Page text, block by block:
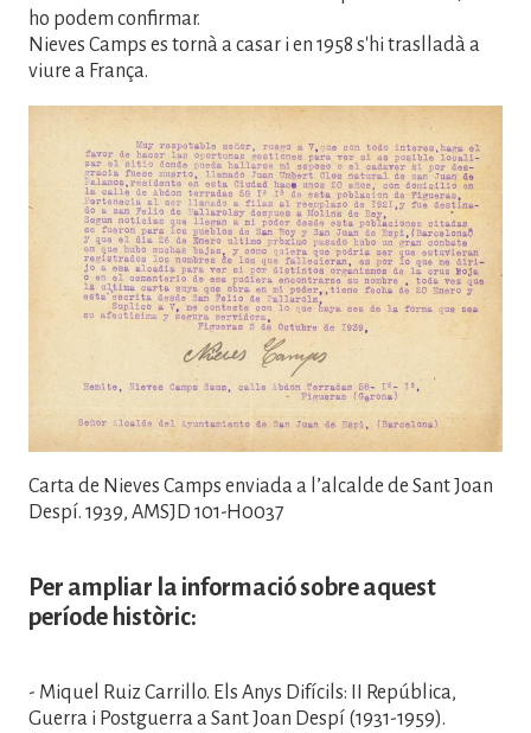
ho podem confirmar.
Nieves Camps es tornà a casar i en 1958 s'hi traslladà a
viure a França.
Imatge
Carta de Nieves Camps enviada a l’alcalde de Sant Joan
Despí. 1939, AMSJD 101-H0037
Per ampliar la informació sobre aquest
període històric:
- Miquel Ruiz Carrillo. Els Anys Difícils: II República,
Guerra i Postguerra a Sant Joan Despí (1931-1959).